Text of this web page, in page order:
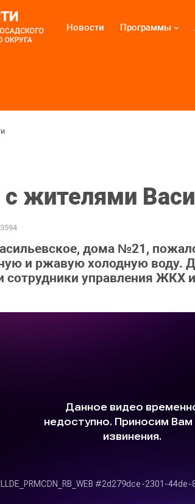
Новости Программы
с жителями
дома №21,
и ржавую холодную воду.
сотрудники управления ЖКХ